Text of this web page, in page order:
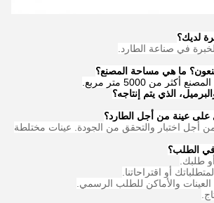
من 5000 متر مربع.
الذي يتم إنتاجه؟
أجل اختبار والتحقق من الجودة. عينات مختلطة
طلبك.
أو اقتراحاتنا.
العينات والأماكن للطلب الرسمي.